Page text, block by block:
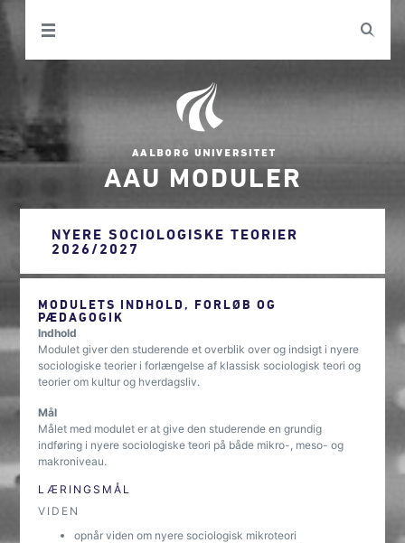
AAU MODULER
NYERE SOCIOLOGISKE TEORIER
2026/2027
MODULETS INDHOLD, FORLØB OG
PÆDAGOGIK
Indhold
Modulet giver den studerende et overblik over og indsigt i nyere
sociologiske teorier i forlængelse af klassisk sociologisk teori og
teorier om kultur og hverdagsliv.
Mål
Målet med modulet er at give den studerende en grundig
indføring i nyere sociologiske teori på både mikro-, meso- og
makroniveau.
LÆRINGSMÅL
VIDEN
opnår viden om nyere sociologisk mikroteori